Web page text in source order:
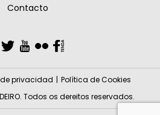
Twitter
YouTube
FlickrFacebook
Contacto
Todos os dereitos reservados.
privacidad Política de Cookies